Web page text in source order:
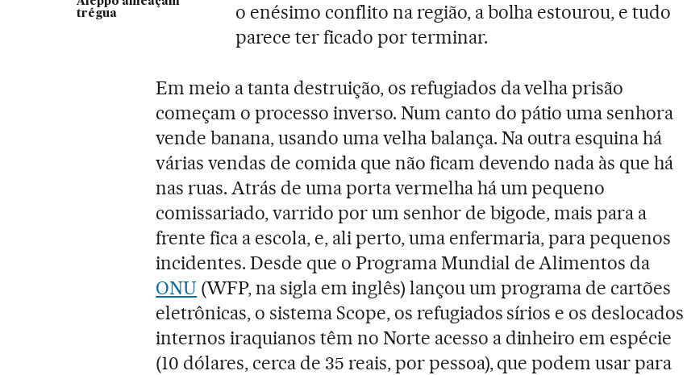
trégua
o enésimo conflito na região, a bolha estourou, e tudo
parece ter ficado por terminar.
Em meio a tanta destruição, os refugiados da velha prisão
começam o processo inverso. Num canto do pátio uma senhora
vende banana, usando uma velha balança. Na outra esquina há
várias vendas de comida que não ficam devendo nada às que há
nas ruas. Atrás de uma porta vermelha há um pequeno
comissariado, varrido por um senhor de bigode, mais para a
frente fica a escola, e, ali perto, uma enfermaria, para pequenos
incidentes. Desde que o Programa Mundial de Alimentos da
ONU (WFP, na sigla em inglês) lançou um programa de cartões
eletrônicas, o sistema Scope, os refugiados sírios e os deslocados
internos iraquianos têm no Norte acesso a dinheiro em espécie
(10 dólares, cerca de 35 reais, por pessoa), que podem usar para